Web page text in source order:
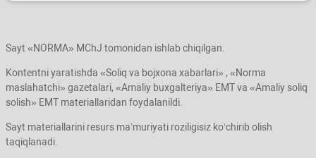
Sayt «NORMA» MChJ tomonidan ishlab chiqilgan.
Kontentni yaratishda «Soliq va bojхona хabarlari» , «Norma
maslahatchi» gazetalari, «Amaliy buхgalteriya» EMT va «Amaliy soliq
solish» EMT materiallaridan foydalanildi.
Sayt materiallarini resurs ma’muriyati roziligisiz koʻchirib olish
taqiqlanadi.